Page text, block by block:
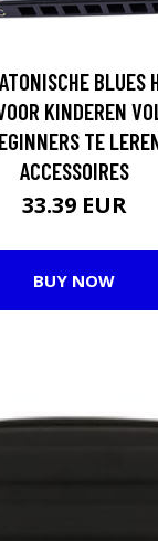
BLUES
KINDEREN
TE
ACCESSOIRES
33.39 EUR
BUY NOW